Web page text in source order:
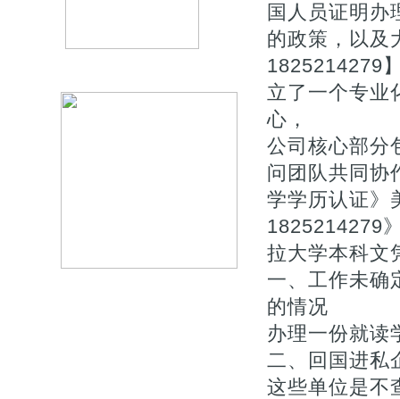
国人员证明办
的政策，以及
1825214279
立了一个专业
心，
公司核心部分
问团队共同协
学学历认证》
1825214279
拉大学本科文
一、工作未确
的情况
办理一份就读
二、回国进私
这些单位是不